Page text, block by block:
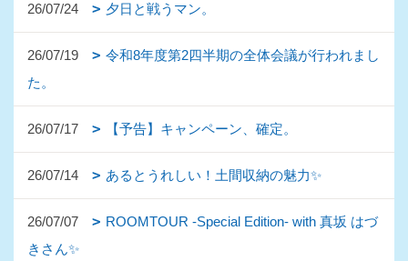
26/07/24 夕日と戦うマン。
26/07/19
令和8年度第2四半期の全体会議が行われまし
た。
26/07/17 【予告】キャンペーン、確定。
26/07/14 あるとうれしい！土間収納の魅力✨
26/07/07
ROOMTOUR -Special Edition- with 真坂 はづ
きさん✨